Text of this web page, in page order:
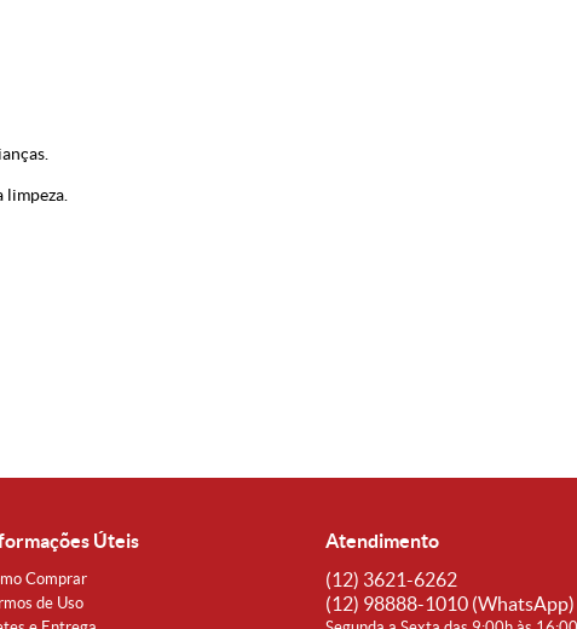
Úteis
Comprar
de Uso
Atendimento
(12) 3621-6262
(12) 98888-1010 (WhatsApp)